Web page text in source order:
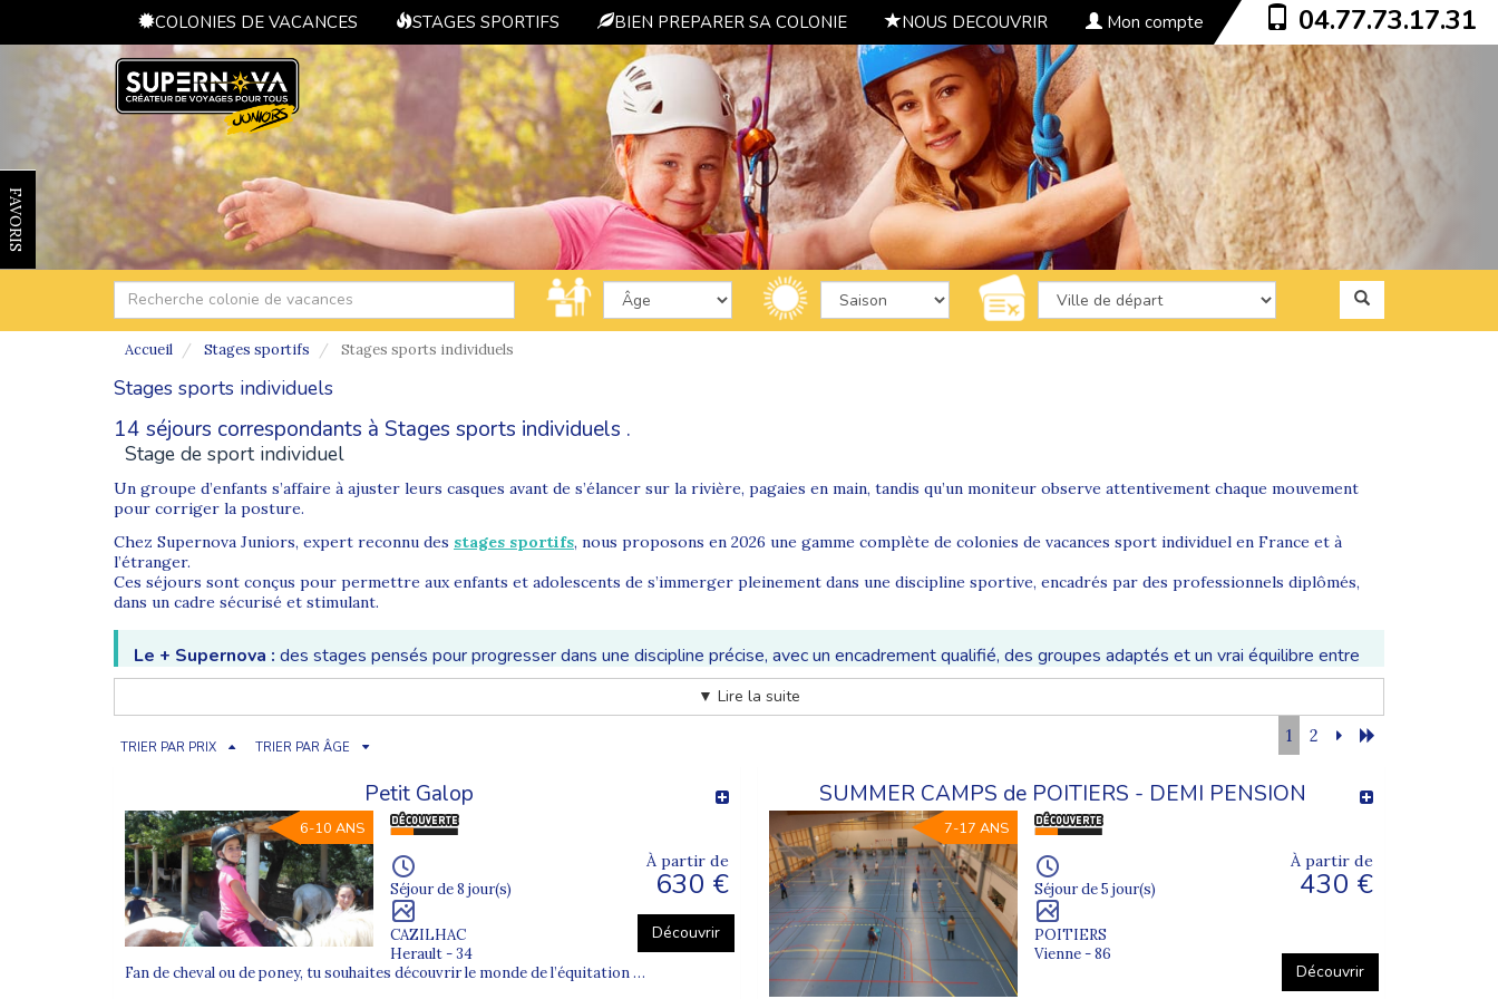
COLONIES DE VACANCES STAGES SPORTIFS BIEN PREPARER SA COLONIE NOUS DECOUVRIR Mon compte 04.77.73.17.31
FAVORIS
Accueil Stages sportifs Stages sports individuels
Stages sports individuels
14 séjours correspondants à Stages sports individuels .
Stage de sport individuel
Un groupe d’enfants s’affaire à ajuster leurs casques avant de s’élancer sur la rivière, pagaies en main, tandis qu’un moniteur observe attentivement chaque mouvement
pour corriger la posture.
Chez Supernova Juniors, expert reconnu des stages sportifs, nous proposons en 2026 une gamme complète de colonies de vacances sport individuel en France et à
l’étranger.
Ces séjours sont conçus pour permettre aux enfants et adolescents de s’immerger pleinement dans une discipline sportive, encadrés par des professionnels diplômés,
dans un cadre sécurisé et stimulant.
Le + Supernova : des stages pensés pour progresser dans une discipline précise, avec un encadrement qualifié, des groupes adaptés et un vrai équilibre entre
apprentissage, confiance et plaisir.
Stages sports individuels été : pratiquer et progresser
colonies de vacances été, les jeunes peuvent s’initier ou se perfectionner dans des sports ciblés tels que :
Équitation
Gymnastique
Escalade
Kayak
▼ Lire la suite
TRIER PAR PRIX TRIER PAR ÂGE
1 2
Petit Galop
6-10 ANS
Séjour de 8 jour(s)
CAZILHAC
Herault - 34
À partir de
630 €
Découvrir
Fan de cheval ou de poney, tu souhaites découvrir le monde de l’équitation …
SUMMER CAMPS de POITIERS - DEMI PENSION
7-17 ANS
Séjour de 5 jour(s)
POITIERS
Vienne - 86
À partir de
430 €
Découvrir